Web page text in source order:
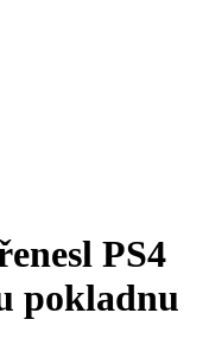
PS4
pokladnu